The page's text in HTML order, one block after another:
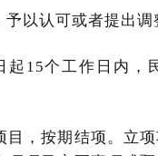
以认可或者提出调
15个工作日内，
目，按期结项。立